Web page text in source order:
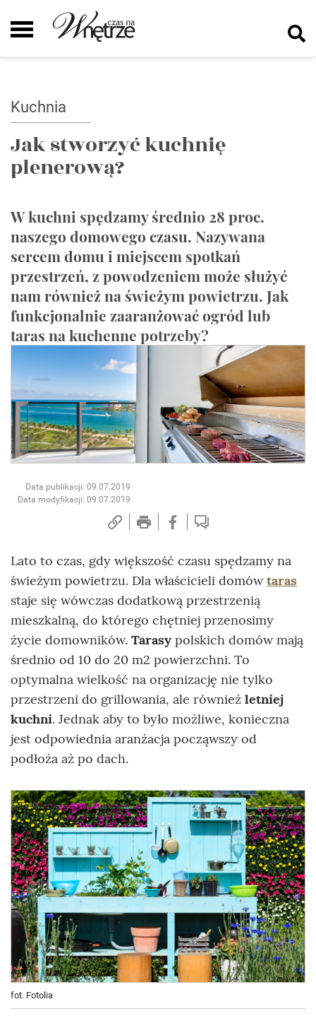
Kuchnia
Jak stworzyć kuchnię
plenerową?
W kuchni spędzamy średnio 28 proc.
naszego domowego czasu. Nazywana
sercem domu i miejscem spotkań
przestrzeń, z powodzeniem może służyć
nam również na świeżym powietrzu. Jak
funkcjonalnie zaaranżować ogród lub
taras na kuchenne potrzeby?
Data publikacji: 09.07.2019
Data modyfikacji: 09.07.2019
Lato to czas, gdy większość czasu spędzamy na
świeżym powietrzu. Dla właścicieli domówtaras
staje się wówczas dodatkową przestrzenią
mieszkalną, do którego chętniej przenosimy
życie domowników. Tarasy polskich domów mają
średnio od 10 do 20 m2 powierzchni. To
optymalna wielkość na organizację nie tylko
przestrzeni do grillowania, ale również letniej
kuchni. Jednak aby to było możliwe, konieczna
jest odpowiednia aranżacja począwszy od
podłoża aż po dach.
fot. Fotolia